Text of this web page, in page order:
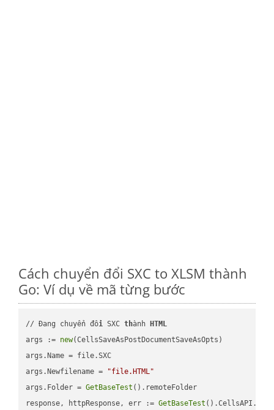
Cách chuyển đổi SXC to XLSM thành
Go: Ví dụ về mã từng bước
// Đang chuyển đổi SXC thành
HTML
args := new(CellsSaveAsPostDocumentSaveAsOpts)
args.Name = file.SXC
args.Newfilename =
"file.HTML"
args.Folder = GetBaseTest ().remoteFolder
response, httpResponse, err := GetBaseTest ().CellsAPI.